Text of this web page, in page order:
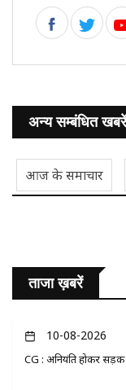
अन्य सम्बंधित खबरें
आज के समाचार
ताजा ख़बरें
10-08-2026
CG : अनियंत्रित होकर